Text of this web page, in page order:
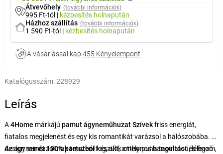
Átvevőhely (további információk)
995 Ft-tól | kézbesítés holnapután
Házhoz szállítás (további információk)
1 590 Ft-tól | kézbesítés holnapután
A vásárlással kap 455 Kényelempont
Katalógusszám:228929
Leírás
A4Home márkájú pamut ágyneműhuzat Szívekfriss energiát,
fiatalos megjelenést és egy kis romantikát varázsol a hálószobába. A
design mindazoknak tetszeni fog, akik otthonos hangulatot és finom,
Az ágynemét100% pamutbólkészült, amely puha tapintású, lélegző